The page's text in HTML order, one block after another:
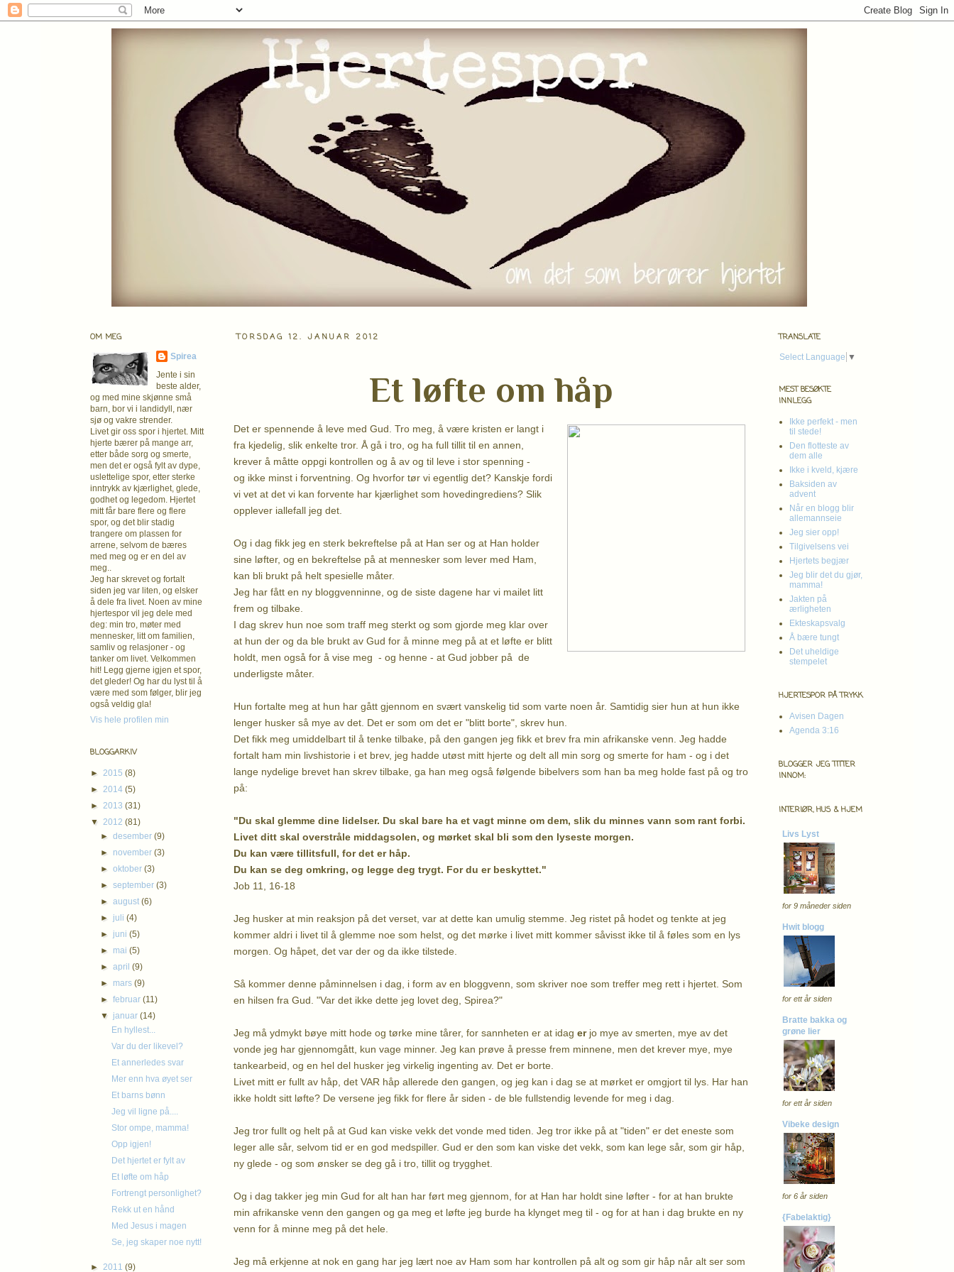
TORSDAG 12. JANUAR 2012
Et løfte om håp
Det er spennende å leve med Gud. Tro meg, å være kristen er langt i
fra kjedelig, slik enkelte tror. Å gå i tro, og ha full tillit til en annen,
krever å måtte oppgi kontrollen og å av og til leve i stor spenning -
og ikke minst i forventning. Og hvorfor tør vi egentlig det? Kanskje fordi
vi vet at det vi kan forvente har kjærlighet som hovedingrediens? Slik
opplever iallefall jeg det.
Og i dag fikk jeg en sterk bekreftelse på at Han ser og at Han holder
sine løfter, og en bekreftelse på at mennesker som lever med Ham,
kan bli brukt på helt spesielle måter.
Jeg har fått en ny bloggvenninne, og de siste dagene har vi mailet litt
frem og tilbake.
I dag skrev hun noe som traff meg sterkt og som gjorde meg klar over
at hun der og da ble brukt av Gud for å minne meg på at et løfte er blitt
holdt, men også for å vise meg - og henne - at Gud jobber på de
underligste måter.
Hun fortalte meg at hun har gått gjennom en svært vanskelig tid som varte noen år. Samtidig sier hun at hun ikke
lenger husker så mye av det. Det er som om det er "blitt borte", skrev hun.
Det fikk meg umiddelbart til å tenke tilbake, på den gangen jeg fikk et brev fra min afrikanske venn. Jeg hadde
fortalt ham min livshistorie i et brev, jeg hadde utøst mitt hjerte og delt all min sorg og smerte for ham - og i det
lange nydelige brevet han skrev tilbake, ga han meg også følgende bibelvers som han ba meg holde fast på og tro
på:
"Du skal glemme dine lidelser. Du skal bare ha et vagt minne om dem, slik du minnes vann som rant forbi.
Livet ditt skal overstråle middagsolen, og mørket skal bli som den lyseste morgen.
Du kan være tillitsfull, for det er håp.
Du kan se deg omkring, og legge deg trygt. For du er beskyttet."
Job 11, 16-18
Jeg husker at min reaksjon på det verset, var at dette kan umulig stemme. Jeg ristet på hodet og tenkte at jeg
kommer aldri i livet til å glemme noe som helst, og det mørke i livet mitt kommer såvisst ikke til å føles som en lys
morgen. Og håpet, det var der og da ikke tilstede.
Så kommer denne påminnelsen i dag, i form av en bloggvenn, som skriver noe som treffer meg rett i hjertet. Som
en hilsen fra Gud. "Var det ikke dette jeg lovet deg, Spirea?"
Jeg må ydmykt bøye mitt hode og tørke mine tårer, for sannheten er at idag erjo mye av smerten, mye av det
vonde jeg har gjennomgått, kun vage minner. Jeg kan prøve å presse frem minnene, men det krever mye, mye
tankearbeid, og en hel del husker jeg virkelig ingenting av. Det er borte.
Livet mitt er fullt av håp, det VAR håp allerede den gangen, og jeg kan i dag se at mørket er omgjort til lys. Har han
ikke holdt sitt løfte? De versene jeg fikk for flere år siden - de ble fullstendig levende for meg i dag.
Jeg tror fullt og helt på at Gud kan viske vekk det vonde med tiden. Jeg tror ikke på at "tiden" er det eneste som
leger alle sår, selvom tid er en god medspiller. Gud er den som kan viske det vekk, som kan lege sår, som gir håp,
ny glede - og som ønsker se deg gå i tro, tillit og trygghet.
Og i dag takker jeg min Gud for alt han har ført meg gjennom, for at Han har holdt sine løfter - for at han brukte
min afrikanske venn den gangen og ga meg et løfte jeg burde ha klynget meg til - og for at han i dag brukte en ny
venn for å minne meg på det hele.
Jeg må erkjenne at nok en gang har jeg lært noe av Ham som har kontrollen på alt og som gir håp når alt ser som
OM MEG
Spirea
Jente i sin
beste alder,
og med mine skjønne små
barn, bor vi i landidyll, nær
sjø og vakre strender.
Livet gir oss spor i hjertet. Mitt
hjerte bærer på mange arr,
etter både sorg og smerte,
men det er også fylt av dype,
uslettelige spor, etter sterke
inntrykk av kjærlighet, glede,
godhet og legedom. Hjertet
mitt får bare flere og flere
spor, og det blir stadig
trangere om plassen for
arrene, selvom de bæres
med meg og er en del av
meg..
Jeg har skrevet og fortalt
siden jeg var liten, og elsker
å dele fra livet. Noen av mine
hjertespor vil jeg dele med
deg: min tro, møter med
mennesker, litt om familien,
samliv og relasjoner - og
tanker om livet. Velkommen
hit! Legg gjerne igjen et spor,
det gleder! Og har du lyst til å
være med som følger, blir jeg
også veldig gla!
Vis hele profilen min
BLOGGARKIV
► 2015 (8)
► 2014 (5)
► 2013 (31)
▼ 2012 (81)
►desember(9)
► november(3)
►oktober(3)
►september(3)
►august(6)
► juli(4)
► juni(5)
► mai(5)
►april(9)
► mars(9)
►februar(11)
▼ januar(14)
En hyllest...
Var du der likevel?
Et annerledes svar
Mer enn hva øyet ser
Et barns bønn
Jeg vil ligne på....
Stor ompe, mamma!
Opp igjen!
Det hjertet er fylt av
Et løfte om håp
Fortrengt personlighet?
Rekk ut en hånd
Med Jesus i magen
Se, jeg skaper noe nytt!
► 2011 (9)
TRANSLATE
Select Language ▼
MEST BESØKTE
INNLEGG
Ikke perfekt - men
til stede!
Den flotteste av
dem alle
Ikke i kveld, kjære
Baksiden av
advent
Når en blogg blir
allemannseie
Jeg sier opp!
Tilgivelsens vei
Hjertets begjær
Jeg blir det du gjør,
mamma!
Jakten på
ærligheten
Ekteskapsvalg
Å bære tungt
Det uheldige
stempelet
HJERTESPOR PÅ TRYKK
Avisen Dagen
Agenda 3:16
BLOGGER JEG TITTER
INNOM:
INTERIØR, HUS & HJEM
Livs Lyst
for 9 måneder siden
Hwit blogg
for ett år siden
Bratte bakka og
grøne lier
for ett år siden
Vibeke design
for 6 år siden
{Fabelaktig}